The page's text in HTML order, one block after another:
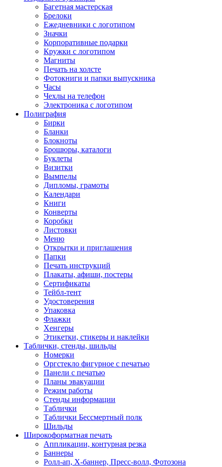
Багетная мастерская
Брелоки
Ежедневники с логотипом
Значки
Корпоративные подарки
Кружки с логотипом
Магниты
Печать на холсте
Фотокниги и папки выпускника
Часы
Чехлы на телефон
Электроника с логотипом
Полиграфия
Бирки
Бланки
Блокноты
Брошюры, каталоги
Буклеты
Визитки
Вымпелы
Дипломы, грамоты
Календари
Книги
Конверты
Коробки
Листовки
Меню
Открытки и приглашения
Папки
Печать инструкций
Плакаты, афиши, постеры
Сертификаты
Тейбл-тент
Удостоверения
Упаковка
Флажки
Хенгеры
Этикетки, стикеры и наклейки
Таблички, стенды, шильды
Номерки
Оргстекло фигурное с печатью
Панели с печатью
Планы эвакуации
Режим работы
Стенды информации
Таблички
Таблички Бессмертный полк
Шильды
Широкоформатная печать
Аппликации, контурная резка
Баннеры
Ролл-ап, X-баннер, Пресс-волл, Фотозона